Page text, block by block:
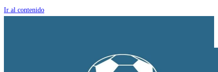
Ir al contenido